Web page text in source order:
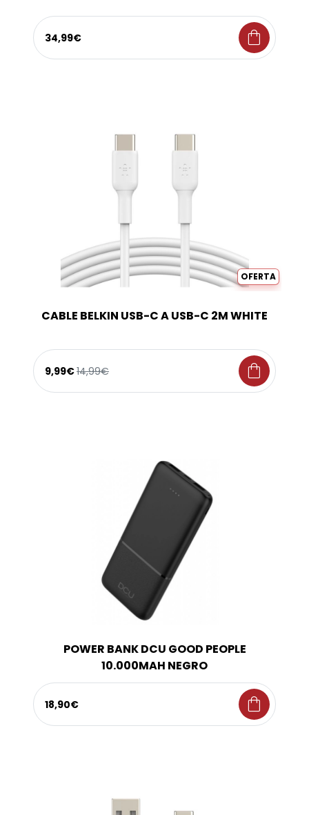
34,99€ shopping_bag
OFERTA
CABLE BELKIN USB-C A USB-C 2M WHITE
9,99€14,99€ shopping_bag
POWER BANK DCU GOOD PEOPLE
10.000MAH NEGRO
18,90€ shopping_bag